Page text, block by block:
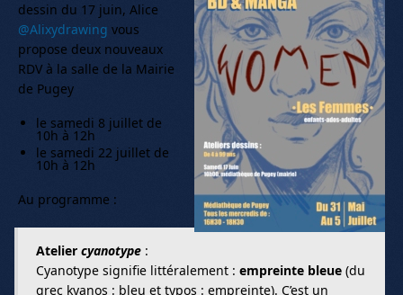
dessin du 17 juin, Alice
@Alixydrawing vous
propose deux nouveaux
RDV à la salle de la Mairie
de Pugey
le samedi 8 juillet de
10h à 12h
le samedi 22 juillet de
10h à 12h
Au programme :
Atelier cyanotype :
Cyanotype signifie littéralement : empreinte bleue (du
grec kyanos : bleu et typos : empreinte). C’est un